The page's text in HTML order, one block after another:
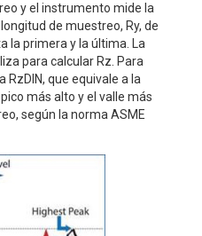
y el instrumento mide la
de muestreo, Ry, de
la primera y la última. La
para calcular Rz. Para
RzDIN, que equivale a la
más alto y el valle más
según la norma ASME